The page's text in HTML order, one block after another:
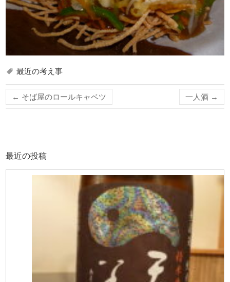
最近の考え事
← そば屋のロールキャベツ 一人酒 →
最近の投稿